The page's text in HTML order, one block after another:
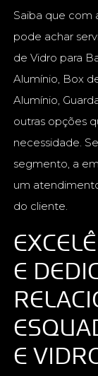
Saiba que com
pode achar
de Vidro para
Alumínio, Box
Alumínio,
outras opções
necessidade.
segmento, a
um
do cliente.
E
E